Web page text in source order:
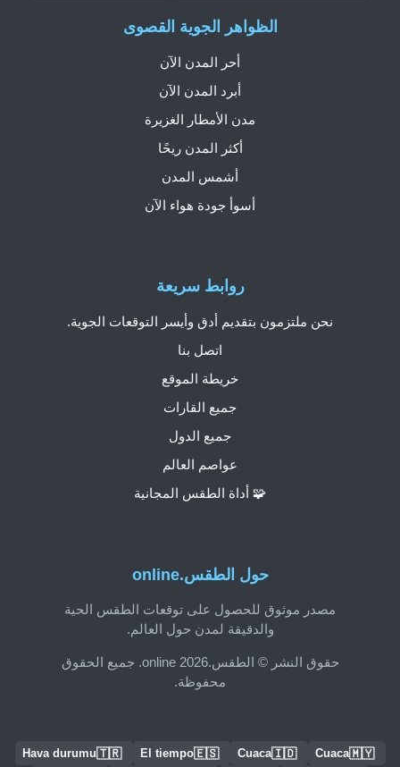
حول الطقس.online
مصدر موثوق للحصول على توقعات الطقس الحية
والدقيقة لمدن حول العالم.
حقوق النشر © الطقس.online 2026. جميع الحقوق
محفوظة.
روابط سريعة
نحن ملتزمون بتقديم أدق وأيسر التوقعات الجوية.
اتصل بنا
خريطة الموقع
جميع القارات
جميع الدول
عواصم العالم
🧩 أداة الطقس المجانية
الظواهر الجوية القصوى
أحر المدن الآن
أبرد المدن الآن
مدن الأمطار الغزيرة
أكثر المدن ريحًا
أشمس المدن
أسوأ جودة هواء الآن
🇲🇾
Cuaca
🇮🇩
Cuaca
🇪🇸
El tiempo
🇹🇷
Hava durumu